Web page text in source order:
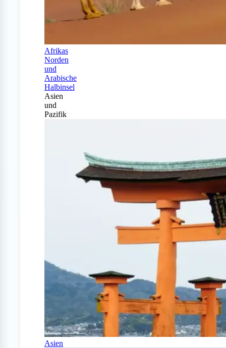
Afrikas
Norden
und
Arabische
Halbinsel
Asien
und
Pazifik
Asien